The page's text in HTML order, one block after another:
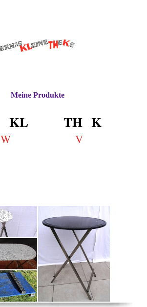
KL TH K
Wertschätzen • Vertrauen
Meine Produkte